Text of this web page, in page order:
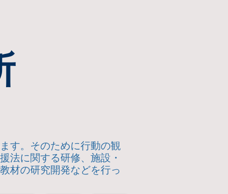
す。そのために行動の観
法に関する研修、施設・
材の研究開発などを行っ